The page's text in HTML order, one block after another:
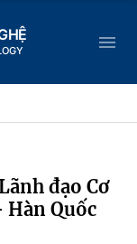
đạo Cơ
Hàn Quốc